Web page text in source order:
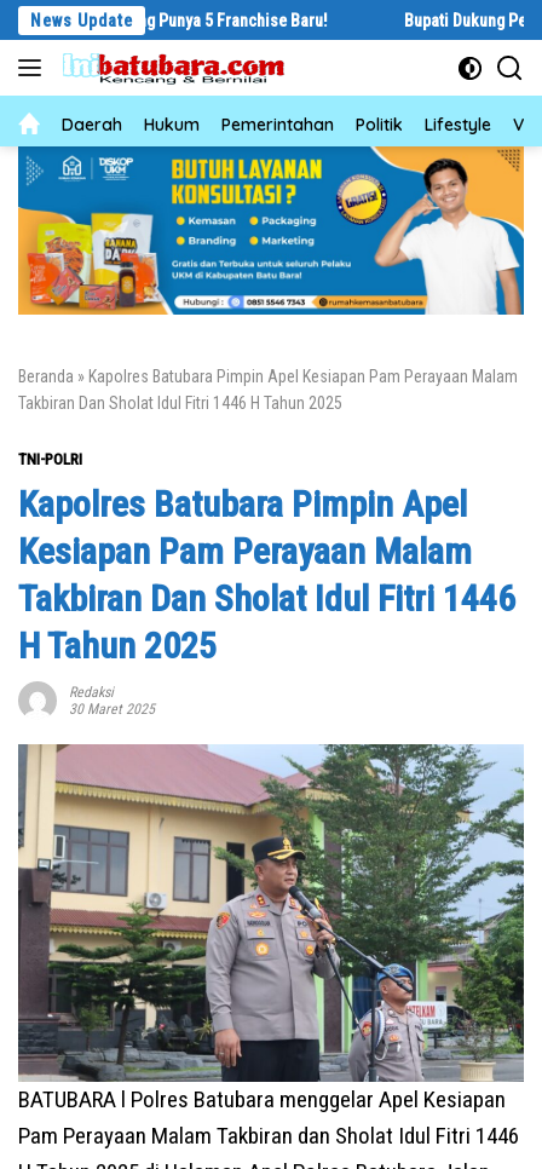
Langsung
konten
News Update
Punya 5 Franchise Baru! Bupati Dukung Pelestarian
NewsDaerah Hukum Pemerintahan Politik Lifestyle
Beranda » Kapolres Batubara Pimpin Apel Kesiapan Pam Perayaan Malam
Takbiran Dan Sholat Idul Fitri 1446 H Tahun 2025
TNI-POLRI
Kapolres Batubara Pimpin Apel
Kesiapan Pam Perayaan Malam
Takbiran Dan Sholat Idul Fitri 1446
H Tahun 2025
Redaksi
30 Maret 2025
BATUBARA l Polres Batubara menggelar Apel Kesiapan
Pam Perayaan Malam Takbiran dan Sholat Idul Fitri 1446